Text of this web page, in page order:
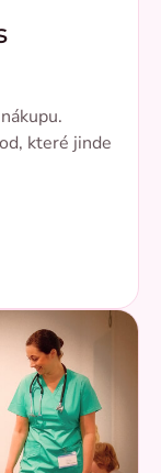
které jinde